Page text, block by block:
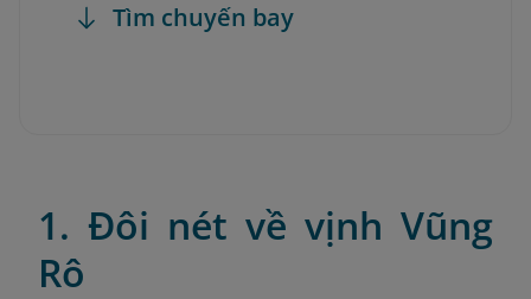
Tìm chuyến bay
1. Đôi nét về vịnh Vũng
Rô